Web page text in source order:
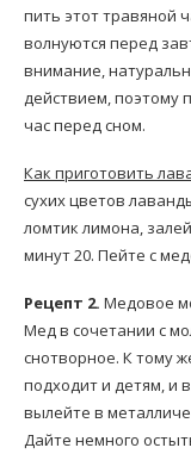
пить этот травяной
волнуются перед
внимание,
действием, поэтому
час перед сном.
Как приготовить
сухих цветов
ломтик лимона,
минут 20. Пейте с
Рецепт 2. Медовое
Мед в сочетании с
снотворное. К тому
подходит и детям, и
вылейте в
Дайте немного